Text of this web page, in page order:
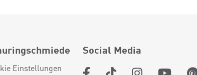
Einstellungen
Social Media